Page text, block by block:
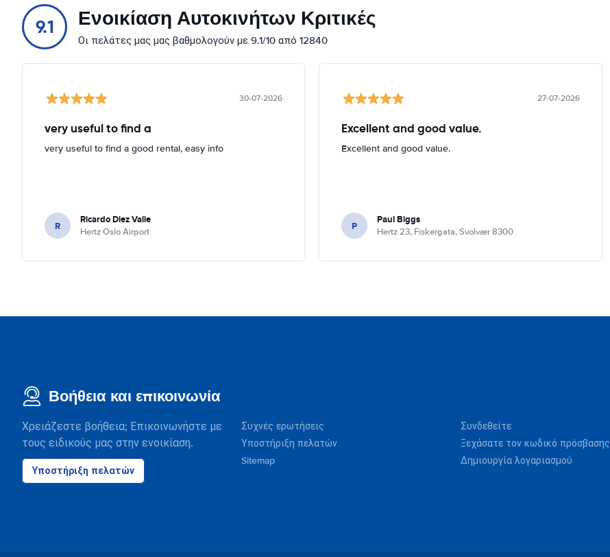
9.1 Ενοικίαση Αυτοκινήτων Κριτικές
Οι πελάτες μας μας βαθμολογούν με 9.1/10 από 12840
30-07-2026
very useful to find a
very useful to find a good rental, easy info
R Ricardo Diez Valle
Hertz Oslo Airport
27-07-2026
Excellent and good value.
Excellent and good value.
P Paul Biggs
Hertz 23, Fiskergata, Svolvær 8300
Βοήθεια και επικοινωνία
Χρειάζεστε βοήθεια; Επικοινωνήστε με
τους ειδικούς μας στην ενοικίαση.
Υποστήριξη πελατών
Συχνές ερωτήσεις
Υποστήριξη πελατών
Sitemap
Συνδεθείτε
Ξεχάσατε τον κωδικό πρόσβασης
Δημιουργία λογαριασμού